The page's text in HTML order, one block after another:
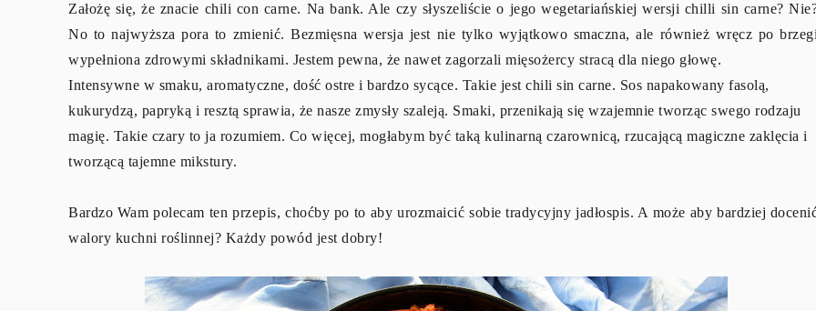
Założę się, że znacie chili con carne. Na bank. Ale czy słyszeliście o jego wegetariańskiej wersji chilli sin carne?
No to najwyższa pora to zmienić. Bezmięsna wersja jest nie tylko wyjątkowo smaczna, ale również wręcz po
wypełniona zdrowymi składnikami. Jestem pewna, że nawet zagorzali mięsożercy stracą dla niego głowę.
Intensywne w smaku, aromatyczne, dość ostre i bardzo sycące. Takie jest chili sin carne. Sos napakowany fasolą,
kukurydzą, papryką i resztą sprawia, że nasze zmysły szaleją. Smaki, przenikają się wzajemnie tworząc swego rodzaju
magię. Takie czary to ja rozumiem. Co więcej, mogłabym być taką kulinarną czarownicą, rzucającą magiczne zaklęcia i
tworzącą tajemne mikstury.
Bardzo Wam polecam ten przepis, choćby po to aby urozmaicić sobie tradycyjny jadłospis. A może aby bardziej
walory kuchni roślinnej? Każdy powód jest dobry!